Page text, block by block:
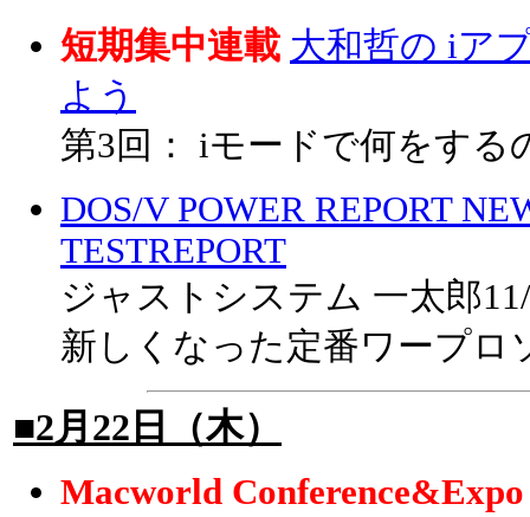
短期集中連載 大和哲の iア
よう
第3回： iモードで何をする
DOS/V POWER REPORT
TESTREPORT
ジャストシステム 一太郎
新しくなった定番ワープロ
■2月22日（木）
Macworld Conference&Expo